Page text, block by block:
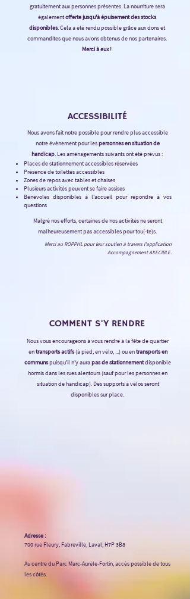
gratuitement aux personnes présentes. La nourriture sera
égalementofferte jusqu'à épuisement des stocks
disponibles. Cela a été rendu possible grâce aux dons et
commandites que nous avons obtenus de nos partenaires.
Merci à eux !
ACCESSIBILITÉ
Nous avons fait notre possible pour rendre plus accessible
notre évènement pour lespersonnes en situation de
handicap. Les aménagements suivants ont été prévus :
Places de stationnement accessibles réservées
Présence de toilettes accessibles
Zones de repos avec tables et chaises
Plusieurs activités peuvent se faire assises
Bénévoles disponibles à l'accueil pour répondre à vos
questions
Malgré nos efforts, certaines de nos activités ne seront
malheureusement pas accessibles pour tou(-te)s.
Merci au ROPPHL pour leur soutien à travers l'application
Accompagnement AXECIBLE.
COMMENT S'Y RENDRE
Nous vous encourageons à vous rendre à la fête de quartier
entransports actifs(à pied, en vélo, ...) ou entransports en
communspuisqu'il n'y aurapas de stationnementdisponible
hormis dans les rues alentours (sauf pour les personnes en
situation de handicap). Des supports à vélos seront
disponibles sur place.
Adresse :
700 rue Fleury, Fabreville, Laval, H7P 3B8
Au centre du Parc Marc-Aurèle-Fortin, accès possible de tous
les côtés.